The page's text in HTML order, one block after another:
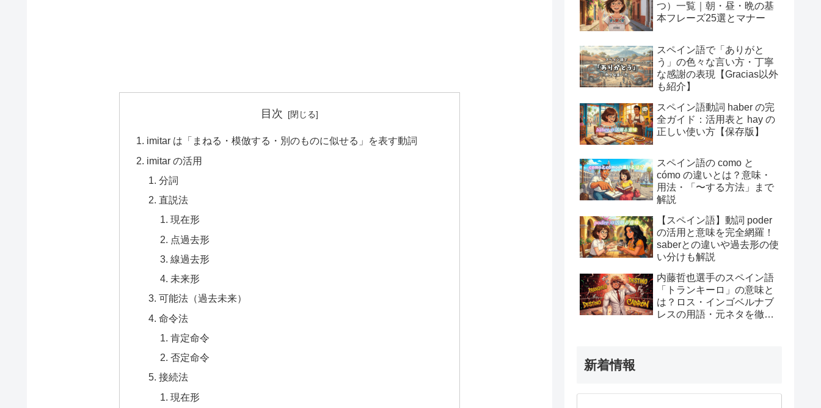
目次
imitar は「まねる・模倣する・別のものに似せる」を表す動詞
imitar の活用
分詞
直説法
現在形
点過去形
線過去形
未来形
可能法（過去未来）
命令法
肯定命令
否定命令
接続法
現在形
つ）一覧｜朝・昼・晩の基
本フレーズ25選とマナー
スペイン語で「ありがと
う」の色々な言い方・丁寧
な感謝の表現【Gracias以外
も紹介】
スペイン語動詞 haber の完
全ガイド：活用表と hay の
正しい使い方【保存版】
スペイン語の como と
cómo の違いとは？意味・
用法・「〜する方法」まで
解説
【スペイン語】動詞 poder
の活用と意味を完全網羅！
saberとの違いや過去形の使
い分けも解説
内藤哲也選手のスペイン語
「トランキーロ」の意味と
は？ロス・インゴベルナブ
レスの用語・元ネタを徹底
新着情報